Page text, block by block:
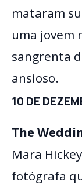
mataram
uma jovem
sangrenta
ansioso.
10 DE
The
Mara
fotógrafa